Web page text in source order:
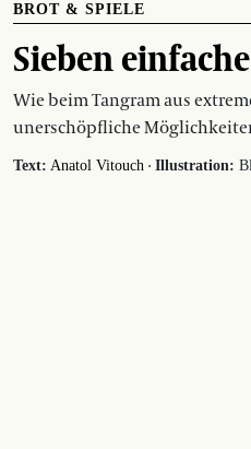
BROT & SPIELE
Sieben
Wie beim Tangram aus
unerschöpfliche
Text: Anatol Vitouch · Illustration: